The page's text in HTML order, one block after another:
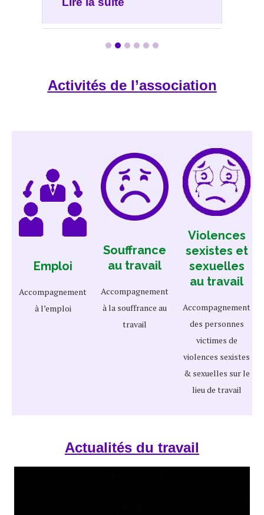
Activités de l’association
Emploi
Accompagnement
à l’emploi
Souffrance
au travail
Accompagnement
à la souffrance au
travail
Violences
sexistes et
sexuelles
au travail
Accompagnement
des personnes
victimes de
violences sexistes
& sexuelles sur le
lieu de travail
Actualités du travail